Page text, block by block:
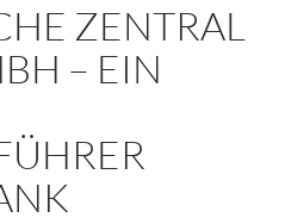
ZENTRAL
– EIN